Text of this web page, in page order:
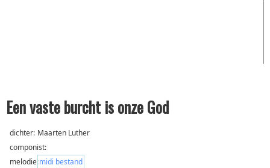
Een vaste burcht is onze God
dichter: Maarten Luther
componist:
melodie:midi bestand